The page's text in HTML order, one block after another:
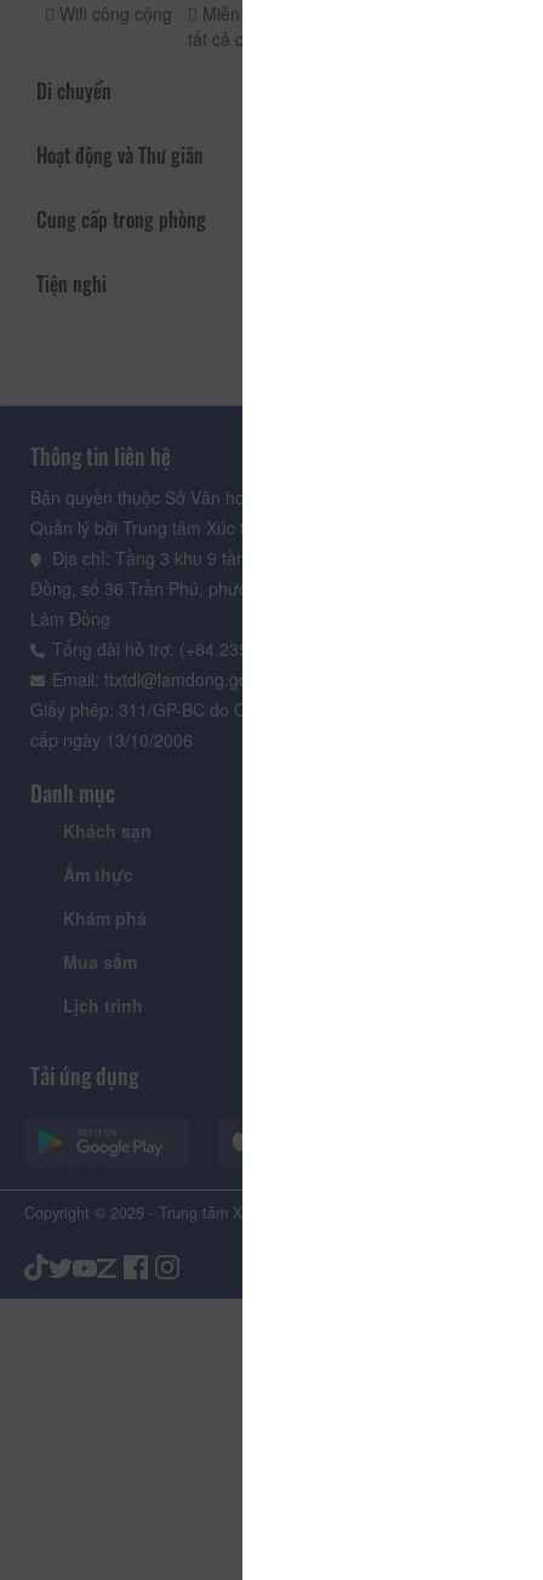
Wifi công cộng
Miễn phí wifi
tất cả các phòng
Di chuyển
Hoạt động và Thư giãn
Cung cấp trong phòng
Tiện nghi
Thông tin liên hệ
Bản quyền thuộc Sở Văn hoá, Thể thao và Du lịch Lâm Đồng.
Quản lý bởi Trung tâm Xúc tiến Du lịch Lâm Đồng
Địa chỉ: Tầng 3 khu 9 tầng, Trung tâm Hành chính tỉnh Lâm
Đồng, số 36 Trần Phú, phường Xuân Hương - Đà Lạt, tỉnh
Lâm Đồng
Tổng đài hỗ trợ: (+84.235) 3.916.961
Email: ttxtdl@lamdong.gov.vn
Giấy phép: 311/GP-BC do Cục Báo chí - Bộ Văn hóa Thông tin
cấp ngày 13/10/2006
Danh mục
Khách sạn
Ẩm thực
Khám phá
Mua sắm
Lịch trình
Tải ứng dụng
Copyright © 2025 - Trung tâm Xúc tiến Du lịch Tỉnh Lâm Đồng